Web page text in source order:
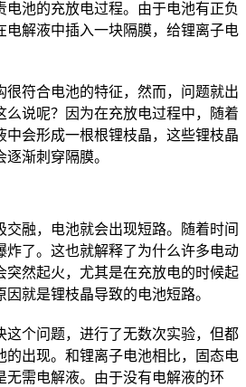
电池的充放电过程。由于电池有正负
电解液中插入一块隔膜，给锂离子电
很符合电池的特征，然而，问题就出
么说呢？因为在充放电过程中，随着
中会形成一根根锂枝晶，这些锂枝晶
渐刺穿隔膜。
交融，电池就会出现短路。随着时间
炸了。这也就解释了为什么许多电动
突然起火，尤其是在充放电的时候起
就是锂枝晶导致的电池短路。
这个问题，进行了无数次实验，但都
的出现。和锂离子电池相比，固态电
无需电解液。由于没有电解液的环